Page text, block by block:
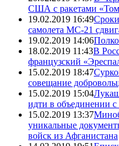
США с ракетами
19.02.2019 16:49
самолета МС-21
19.02.2019 14:06
18.02.2019 11:43В
французский
15.02.2019 18:47
совещание
15.02.2019 15:04
идти в объединении с
15.02.2019 13:37
уникальные
войск из Афганистана